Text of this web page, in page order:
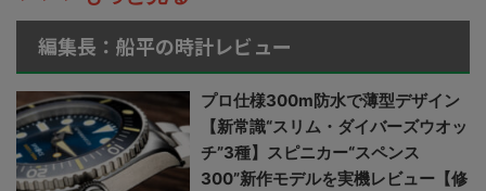
編集長：船平の時計レビュー
プロ仕様300m防水で薄型デザイン
【新常識“スリム・ダイバーズウオッ
チ”3種】スピニカー“スペンス
300”新作モデルを実機レビュー【修